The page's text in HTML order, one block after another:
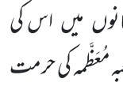
میں اس کی
مُعَظَّمہ کی حرمت